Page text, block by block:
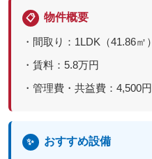
📋 物件概要
・間取り：1LDK（41.86㎡）
・賃料：5.8万円
・管理費・共益費：4,500円
✨ おすすめ設備